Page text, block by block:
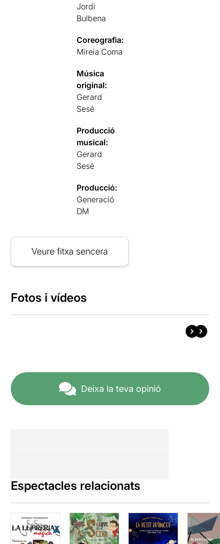
Jordi
Bulbena
Coreografia:
Mireia Coma
Música
original:
Gerard
Sesé
Producció
musical:
Gerard
Sesé
Producció:
Generació
DM
Veure fitxa sencera
Fotos i vídeos
Deixa la teva opinió
Espectacles relacionats